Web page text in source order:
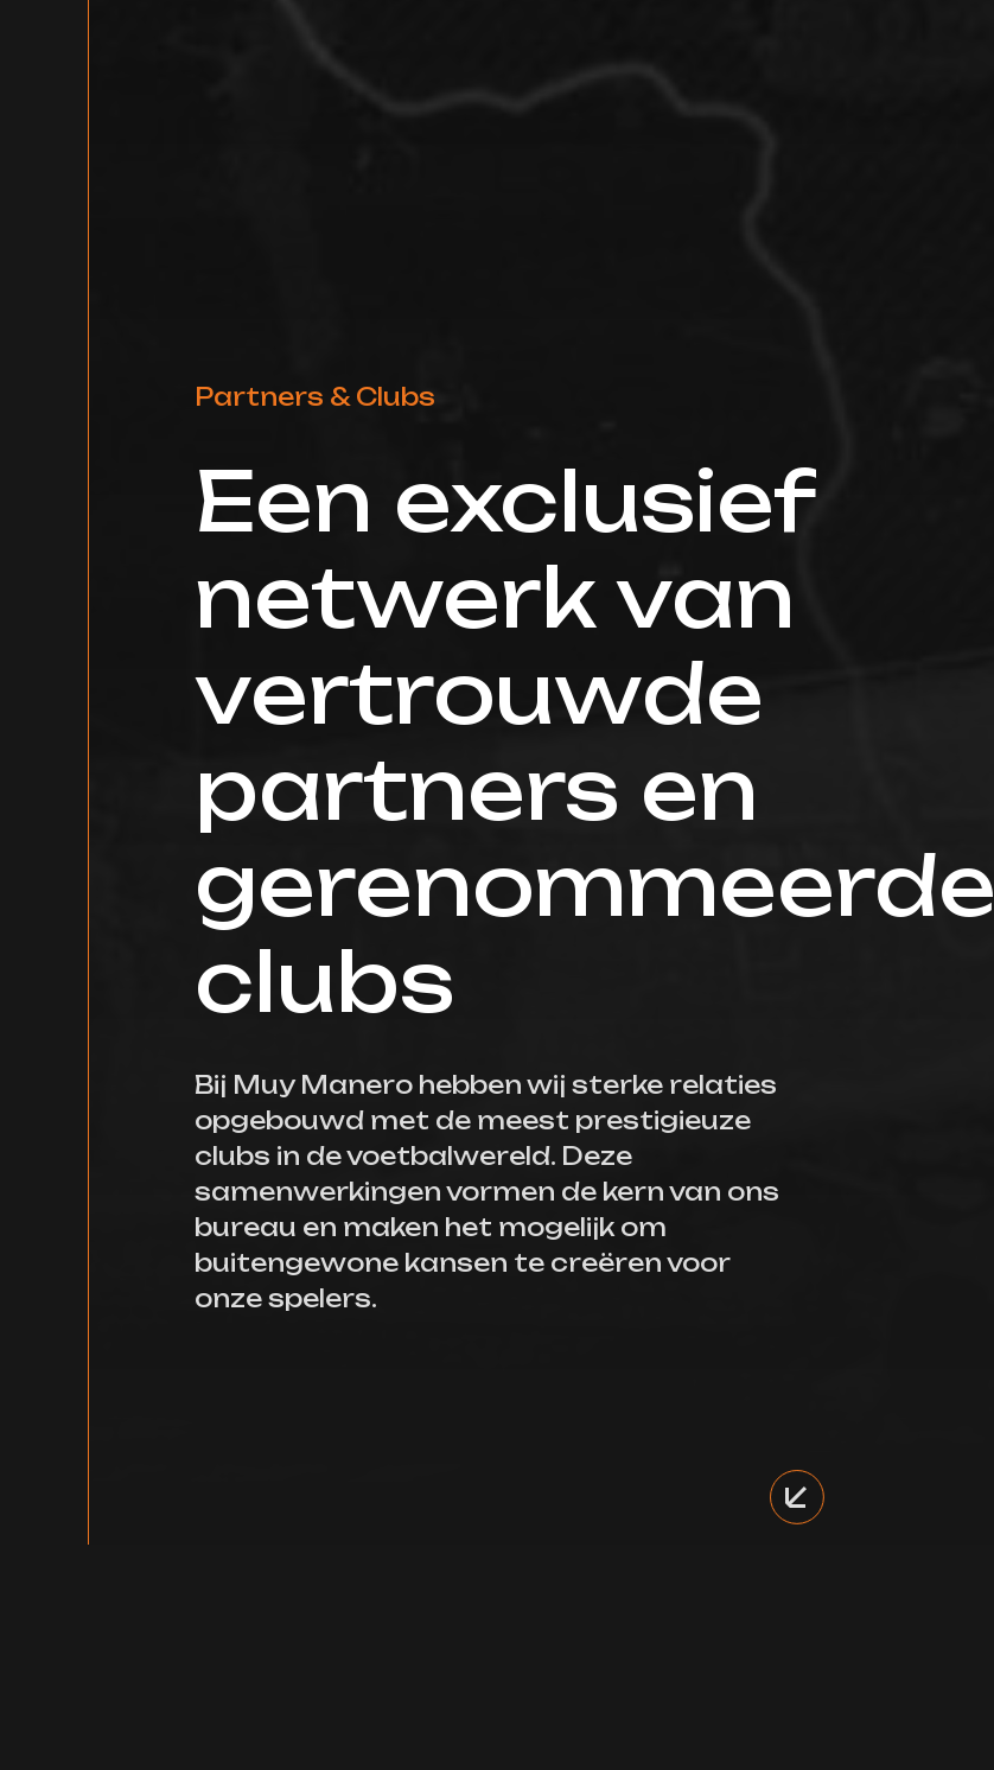
Partners & Clubs
Een exclusief
netwerk van
vertrouwde
partners en
gerenommeerde
clubs
Bij Muy Manero hebben wij sterke relaties
opgebouwd met de meest prestigieuze
clubs in de voetbalwereld. Deze
samenwerkingen vormen de kern van ons
bureau en maken het mogelijk om
buitengewone kansen te creëren voor
onze spelers.